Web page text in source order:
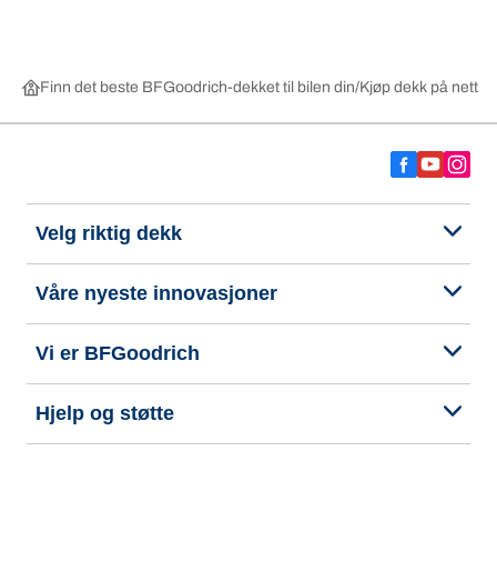
Finn det beste BFGoodrich-dekket til bilen din Kjøp dekk på nett
Velg riktig dekk
Våre nyeste innovasjoner
Vi er BFGoodrich
Hjelp og støtte